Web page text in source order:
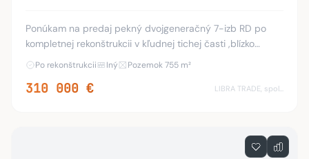
Ponúkam na predaj pekný dvojgeneračný 7-izb RD po
kompletnej rekonštrukcii v kľudnej tichej časti ,blízko
centra mesta Šurany. Rodinný dom sa nachádza na
rovinatom slnečnom pozemku s rozlohou: 755m2.
Po rekonštrukcii Iný Pozemok 755 m²
310 000 € LIBRA TRADE, spol.s.r.o.